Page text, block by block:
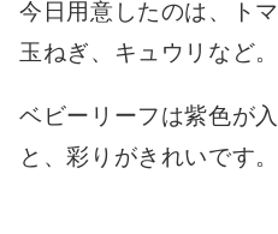
今日用意したのは、ト
玉ねぎ、キュウリなど。
ベビーリーフは紫色が
と、彩りがきれいです。